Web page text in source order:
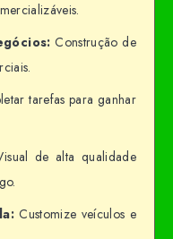
Construção de
tarefas para ganhar
de alta qualidade
Customize veículos e